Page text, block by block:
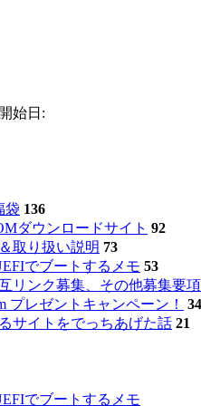
始日:
袋 136
ダウンロードサイト 92
取り扱い説明 73
でブートするメモ 53
リンク募集、その他募集要
プレゼントキャンペーン！
34
サイトをでっちあげた話 21
でブートするメモ